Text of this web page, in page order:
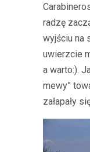
radzę
wyjściu na
uwierzcie
a warto:).
mewy”
załapały